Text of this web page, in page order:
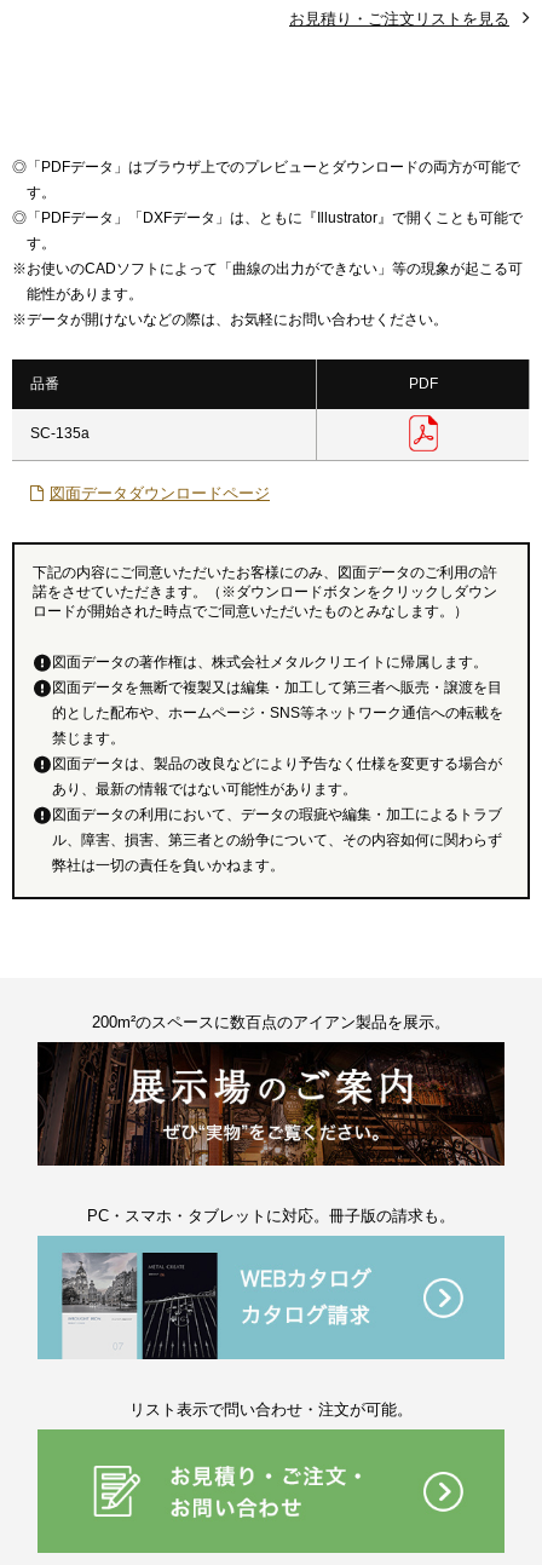
お見積り・ご注文リストを見る
◎ 「PDFデータ」はブラウザ上でのプレビューとダウンロードの両方が可能で
す。
◎ 「PDFデータ」「DXFデータ」は、ともに『Illustrator』で開くことも可能で
す。
※お使いのCADソフトによって「曲線の出力ができない」等の現象が起こる可
能性があります。
※データが開けないなどの際は、お気軽にお問い合わせください。
品番 PDF
SC-135a
図面データダウンロードページ
下記の内容にご同意いただいたお客様にのみ、図面データのご利用の許
諾をさせていただきます。（※ダウンロードボタンをクリックしダウン
ロードが開始された時点でご同意いただいたものとみなします。）
図面データの著作権は、株式会社メタルクリエイトに帰属します。
図面データを無断で複製又は編集・加工して第三者へ販売・譲渡を目
的とした配布や、ホームページ・SNS等ネットワーク通信への転載を
禁じます。
図面データは、製品の改良などにより予告なく仕様を変更する場合が
あり、最新の情報ではない可能性があります。
図面データの利用において、データの瑕疵や編集・加工によるトラブ
ル、障害、損害、第三者との紛争について、その内容如何に関わらず
弊社は一切の責任を負いかねます。
200m²のスペースに数百点のアイアン製品を展示。
PC・スマホ・タブレットに対応。冊子版の請求も。
リスト表示で問い合わせ・注文が可能。